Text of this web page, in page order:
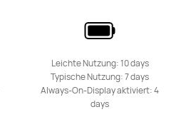
Leichte Nutzung: 10 days
Typische Nutzung: 7 days
Always-On-Display aktiviert: 4
days